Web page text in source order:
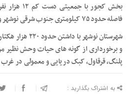
فاصله حدود ۷۵ کیلومتری جنوب شرقی نوشهر واقع است.
شهرستان نوشهر
و برخورداری از گونه های حیات وحش نظیر
پلنگ، قرقاول، کبک دریایی و معمولی در غرب
به اشتراک بگذارید :